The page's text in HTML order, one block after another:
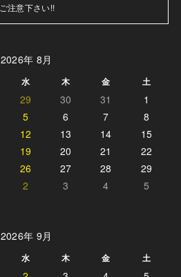
ご注意下さい!!
2026年 8月
水 木 金 土
29 30 31
1
5 6 7
8
12 13 14
15
19 20 21
22
26 27 28
29
2 3 4 5
2026年 9月
水 木 金 土